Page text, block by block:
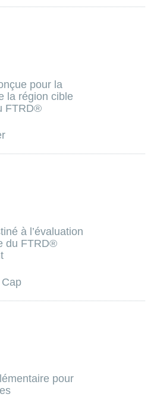
pour la
la région cible
FTRD®
à l’évaluation
du FTRD®
pour